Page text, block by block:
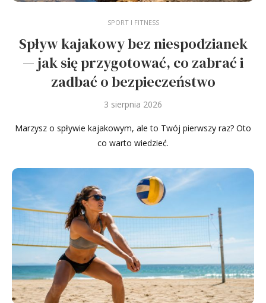
SPORT I FITNESS
Spływ kajakowy bez niespodzianek
— jak się przygotować, co zabrać i
zadbać o bezpieczeństwo
3 sierpnia 2026
Marzysz o spływie kajakowym, ale to Twój pierwszy raz? Oto
co warto wiedzieć.